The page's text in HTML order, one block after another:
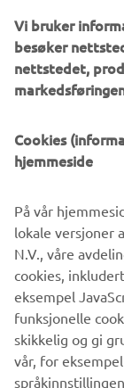
Destination
©Yamaha Motor
aldri brukes til
formål uten
Europe N.V. og/
Kjør alltid på en
regler.
Vi bruker
besøker
nettstedet,
Cookies
hjemmeside
På vår
lokale versjoner
N.V., våre
cookies,
eksempel
funksjonelle
skikkelig og gi
vår, for